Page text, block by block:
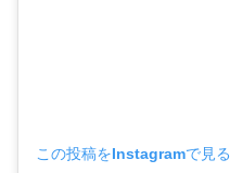
この投稿をInstagramで見る